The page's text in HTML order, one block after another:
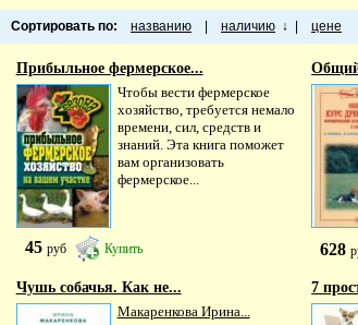
Сортировать по: названию наличию ↓ цене
Прибыльное фермерское...
Чтобы вести фермерское
хозяйство, требуется немало
времени, сил, средств и
знаний. Эта книга поможет
вам организовать
фермерское...
45 руб Купить
Общий
628
Чушь собачья. Как не...
Макаренкова Ирина...
7